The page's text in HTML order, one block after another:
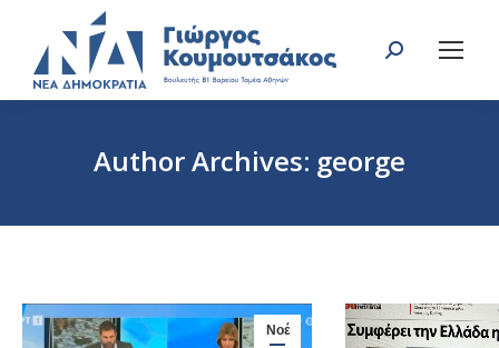
Search:
Author Archives: george
Νοέ